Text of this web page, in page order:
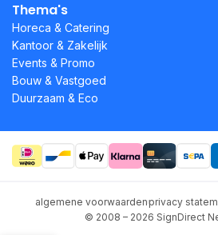
Thema's
Horeca & Catering
Kantoor & Zakelijk
Events & Promo
Bouw & Vastgoed
Duurzaam & Eco
algemene voorwaardenprivacy
© 2008 – 2026 SignDirect